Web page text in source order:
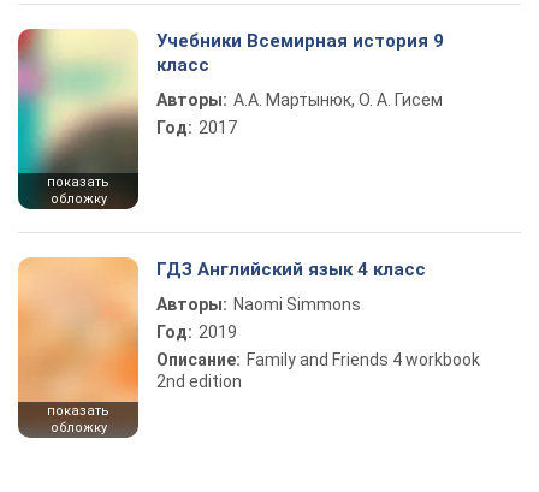
показать
обложку
Учебники Всемирная история 9
класс
Авторы: А.А. Мартынюк, О. А. Гисем
Год: 2017
показать
обложку
ГДЗ Английский язык 4 класс
Авторы: Naomi Simmons
Год: 2019
Описание: Family and Friends 4 workbook
2nd edition